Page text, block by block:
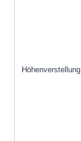
Höhenverstellung